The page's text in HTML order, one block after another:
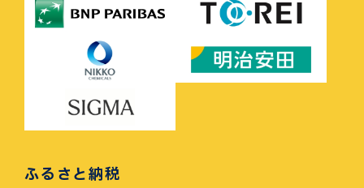
ふるさと納税